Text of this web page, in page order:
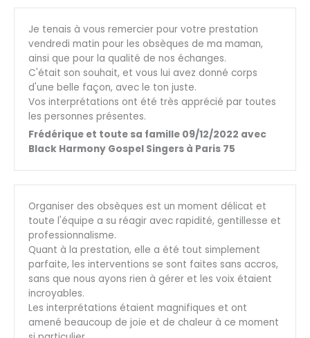
Je tenais à vous remercier pour votre prestation
vendredi matin pour les obsèques de ma maman,
ainsi que pour la qualité de nos échanges.
C'était son souhait, et vous lui avez donné corps
d'une belle façon, avec le ton juste.
Vos interprétations ont été très apprécié par toutes
les personnes présentes.
Frédérique et toute sa famille 09/12/2022 avec
Black Harmony Gospel Singers à Paris 75
Organiser des obsèques est un moment délicat et
toute l'équipe a su réagir avec rapidité, gentillesse et
professionnalisme.
Quant à la prestation, elle a été tout simplement
parfaite, les interventions se sont faites sans accros,
sans que nous ayons rien à gérer et les voix étaient
incroyables.
Les interprétations étaient magnifiques et ont
amené beaucoup de joie et de chaleur à ce moment